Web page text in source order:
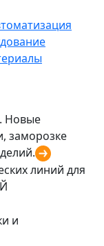
Новые
заморозке
линий для
и